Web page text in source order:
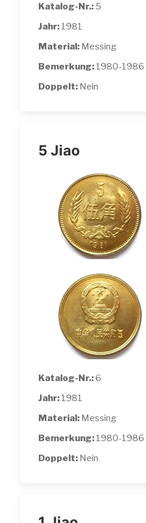
Katalog-Nr.: 5
Jahr: 1981
Material: Messing
Bemerkung: 1980-1986
Doppelt: Nein
5 Jiao
Katalog-Nr.:6
Jahr: 1981
Material: Messing
Bemerkung: 1980-1986
Doppelt: Nein